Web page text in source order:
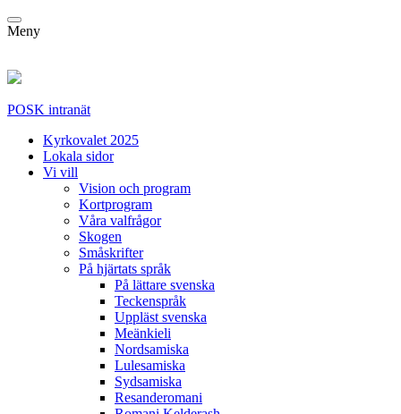
Meny
POSK intranät
Kyrkovalet 2025
Lokala sidor
Vi vill
Vision och program
Kortprogram
Våra valfrågor
Skogen
Småskrifter
På hjärtats språk
På lättare svenska
Teckenspråk
Uppläst svenska
Meänkieli
Nordsamiska
Lulesamiska
Sydsamiska
Resanderomani